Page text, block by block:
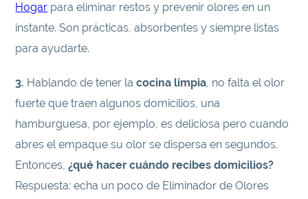
Hogar para eliminar restos y prevenir olores en un
instante. Son prácticas, absorbentes y siempre listas
para ayudarte.
3. Hablando de tener lacocina limpia, no falta el olor
fuerte que traen algunos domicilios, una
hamburguesa, por ejemplo, es deliciosa pero cuando
abres el empaque su olor se dispersa en segundos.
Entonces,¿qué hacer cuándo recibes domicilios?
Respuesta: echa un poco de Eliminador de Olores